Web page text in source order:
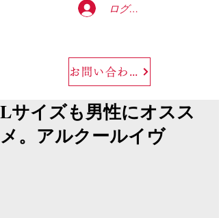
ログイン
お問い合わせ
Lサイズも男性にオスス
メ。アルクールイヴ